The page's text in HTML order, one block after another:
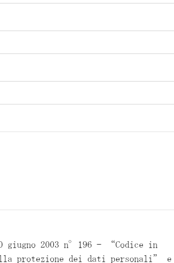
2003 n°196 – “Codice in
protezione dei dati personali”